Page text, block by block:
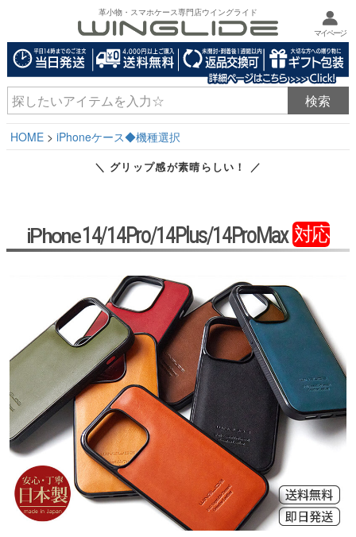
革小物・スマホケース専門店ウイングライド
マイページ
HOME iPhoneケース◆機種選択
＼ グリップ感が素晴らしい！ ／
iPhone14/14Pro/14Plus/14ProMax 対応